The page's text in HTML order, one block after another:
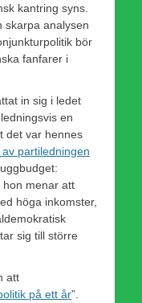
kantring syns.
skarpa analysen
bör
fanfarer i
in sig i ledet
en
det var hennes
av partiledningen
hon menar att
höga inkomster,
sig till större
att
på ett år”.